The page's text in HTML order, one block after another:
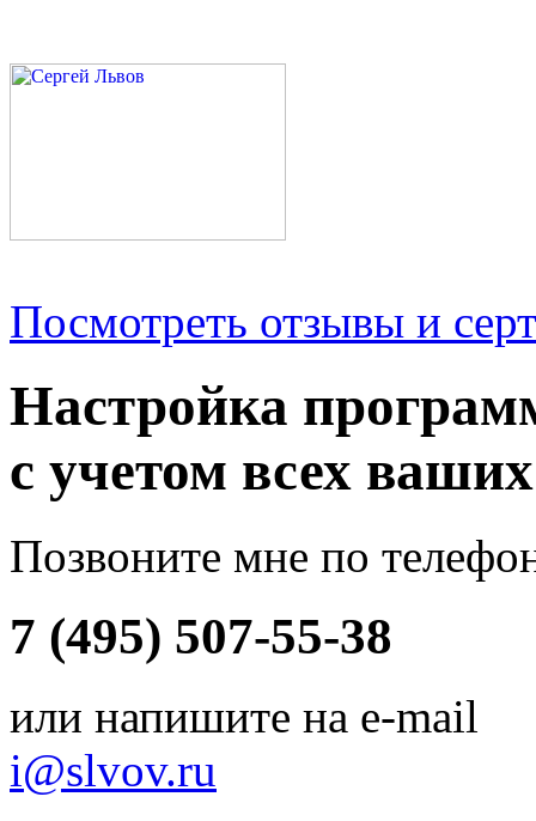
Посмотреть отзывы и
Настройка
с учетом всех
Позвоните мне по
7 (495) 507-55-38
или напишите на e-mail
i@slvov.ru